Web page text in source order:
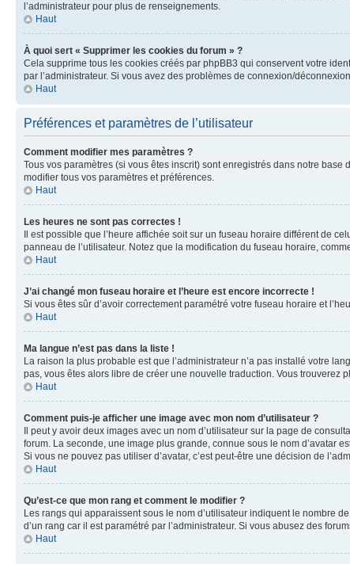
l’administrateur pour plus de renseignements.
Haut
À quoi sert « Supprimer les cookies du forum » ?
Cela supprime tous les cookies créés par phpBB3 qui conservent votre
par l’administrateur. Si vous avez des problèmes de connexion/
Haut
Préférences et paramètres de l’utilisateur
Comment modifier mes paramètres ?
Tous vos paramètres (si vous êtes inscrit) sont enregistrés dans notre base
modifier tous vos paramètres et préférences.
Haut
Les heures ne sont pas correctes !
Il est possible que l’heure affichée soit sur un fuseau horaire différent de
panneau de l’utilisateur. Notez que la modification du fuseau horaire,
Haut
J’ai changé mon fuseau horaire et l’heure est encore incorrecte !
Si vous êtes sûr d’avoir correctement paramétré votre fuseau horaire et
Haut
Ma langue n’est pas dans la liste !
La raison la plus probable est que l’administrateur n’a pas installé votre
pas, vous êtes alors libre de créer une nouvelle traduction. Vous trouverez
Haut
Comment puis-je afficher une image avec mon nom d’utilisateur ?
Il peut y avoir deux images avec un nom d’utilisateur sur la page de
forum. La seconde, une image plus grande, connue sous le nom d’avatar
Si vous ne pouvez pas utiliser d’avatar, c’est peut-être une décision de
Haut
Qu’est-ce que mon rang et comment le modifier ?
Les rangs qui apparaissent sous le nom d’utilisateur indiquent le nombre
d’un rang car il est paramétré par l’administrateur. Si vous abusez des
Haut